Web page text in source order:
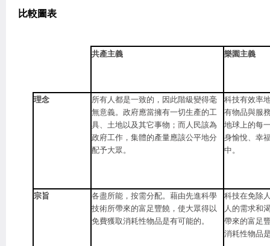
比較圖表
共產主義 樂園主義
理念
所有人都是一致的，因此階級變得毫
無意義。政府應當擁有一切生產的工
具、土地以及其它事物；而人民該為
政府工作，集體的產量應該公平地分
配予大眾。
科技有效率
有物品與服
地球上的每
身愉悅、幸
中。
宗旨
各盡所能，按需分配。藉由先進科學
技術所帶來的富足豐饒，使大眾得以
免費獲取消耗性物品是有可能的。
科技在免除
人的需求和
帶來的富足
消耗性物品